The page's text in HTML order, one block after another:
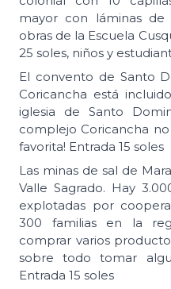
mayor con láminas
obras de la Escuela
25 soles, niños y
El convento de Santo
Coricancha está
iglesia de Santo
complejo Coricancha
favorita! Entrada 15 soles
Las minas de sal de
Valle Sagrado. Hay
explotadas por
300 familias en la
comprar varios
sobre todo tomar
Entrada 15 soles